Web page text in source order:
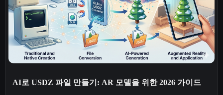
AI로 USDZ 파일 만들기: AR 모델을 위한 2026 가이드